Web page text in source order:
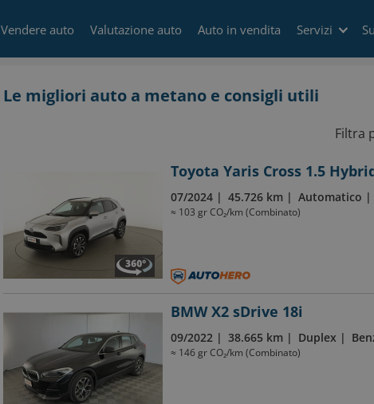
Vendere auto Valutazione auto Auto in vendita Servizi
Le migliori auto a metano e consigli utili
Filtra
Toyota Yaris Cross 1.5
07/2024 45.726 km Automatico
≈ 103 gr CO₂/km (Combinato)
BMW X2 sDrive 18i
09/2022 38.665 km Duplex
≈ 146 gr CO₂/km (Combinato)